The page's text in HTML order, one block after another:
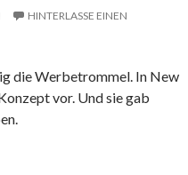
HINTERLASSE EINEN
die Werbetrommel. In New
vor. Und sie gab